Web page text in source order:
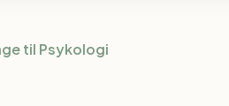
til Psykologi